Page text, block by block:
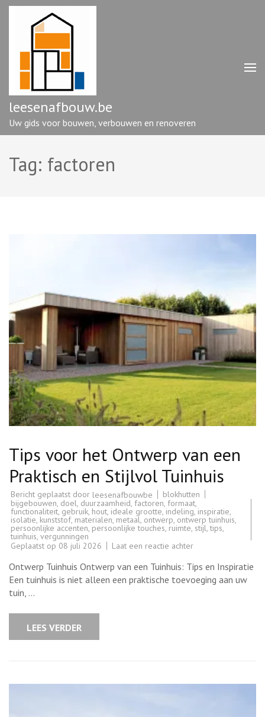
Ga
enter)
leesenafbouw.be
Uw gids voor bouwen, verbouwen en renoveren
Tag: factoren
Tips voor het Ontwerp van een
Praktisch en Stijlvol Tuinhuis
Bericht geplaatst door leesenafbouwbe
blokhutten
bijgebouwen, doel, duurzaamheid, factoren, formaat,
functionaliteit, gebruik, hout, ideale grootte, indeling, inspiratie,
isolatie, kunststof, materialen, metaal, ontwerp, ontwerp tuinhuis,
persoonlijke accenten, persoonlijke touches, ruimte, stijl,tips,
tuinhuis, vergunningen
Geplaatst op 08 juli 2026 Laat een reactie achterop
voor
het
Ontwerp
van
Ontwerp Tuinhuis Ontwerp van een Tuinhuis: Tips en Inspiratie
Een tuinhuis is niet alleen een praktische toevoeging aan uw
tuin, …
LEES VERDER